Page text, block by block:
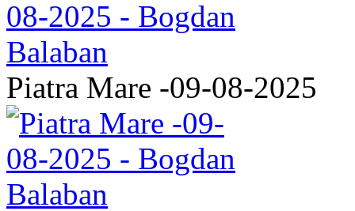
Piatra Mare -09-08-2025